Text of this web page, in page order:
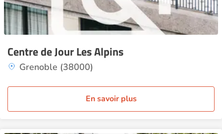
Centre de Jour Les Alpins
Grenoble (38000)
En savoir plus